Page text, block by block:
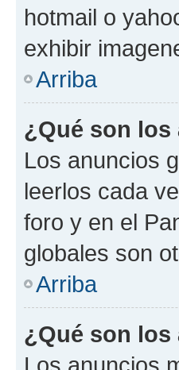
hotmail o
exhibir
Arriba
¿Qué son
Los anuncios
leerlos cada
foro y en el
globales son
Arriba
¿Qué son los
Los anuncios